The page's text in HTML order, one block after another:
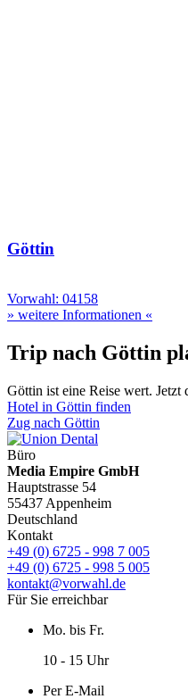
Göttin
Vorwahl: 04158
» weitere Informationen «
Trip nach Göttin
Göttin ist eine Reise wert. Jetzt
Hotel in Göttin finden
Zug nach Göttin
Büro
Media Empire GmbH
Hauptstrasse 54
55437 Appenheim
Deutschland
Kontakt
+49 (0) 6725 - 998 7 005
+49 (0) 6725 - 998 5 005
kontakt@vorwahl.de
Für Sie erreichbar
Mo. bis Fr.
10 - 15 Uhr
Per E-Mail